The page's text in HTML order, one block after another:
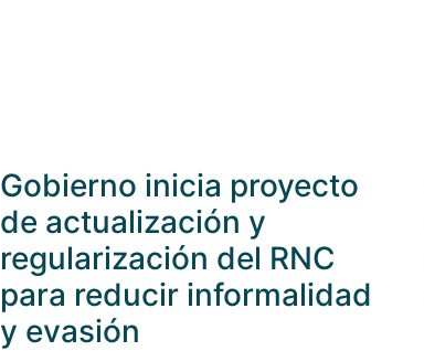
Gobierno inicia proyecto
de actualización y
regularización del RNC
para reducir informalidad
y evasión